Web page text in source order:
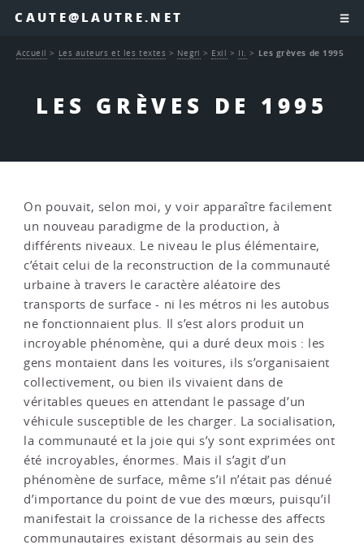
CAUTE@LAUTRE.NET
LES GRÈVES DE 1995
Accueil > Les auteurs et les textes > Negri > Exil > II. > Les grèves de 1995
On pouvait, selon moi, y voir apparaître facilement
un nouveau paradigme de la production, à
différents niveaux. Le niveau le plus élémentaire,
c’était celui de la reconstruction de la communauté
urbaine à travers le caractère aléatoire des
transports de surface - ni les métros ni les autobus
ne fonctionnaient plus. Il s’est alors produit un
incroyable phénomène, qui a duré deux mois : les
gens montaient dans les voitures, ils s’organisaient
collectivement, ou bien ils vivaient dans de
véritables queues en attendant le passage d’un
véhicule susceptible de les charger. La socialisation,
la communauté et la joie qui s’y sont exprimées ont
été incroyables, énormes. Mais il s’agit d’un
phénomène de surface, même s’il n’était pas dénué
d’importance du point de vue des mœurs, puisqu’il
manifestait la croissance de la richesse des affects
communautaires existant désormais au sein des